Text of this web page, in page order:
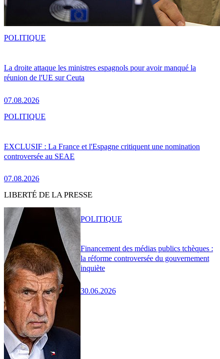
La droite attaque les ministres espagnols pour avoir manqué la
réunion de l'UE sur Ceuta
07.08.2026
POLITIQUE
EXCLUSIF : La France et l'Espagne critiquent une nomination
controversée au SEAE
07.08.2026
POLITIQUE
LIBERTÉ DE LA PRESSE
Financement des médias publics tchèques :
la réforme controversée du gouvernement
inquiète
30.06.2026
POLITIQUE